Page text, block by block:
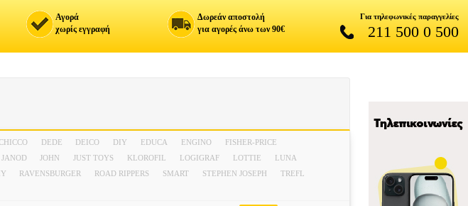
Αγορά
χωρίς εγγραφή
Δωρεάν αποστολή
για αγορές άνω των 90€
Για τηλεφωνικές παραγγελίες
211 500 0 500
DEDE DEICO DIY EDUCA ENGINO
FISHER-PRICE
JANOD JOHN JUST TOYS KLOROFIL LOGIGRAF LOTTIE
LUNA
RAVENSBURGER ROAD RIPPERS SMART STEPHEN JOSEPH
TREFL